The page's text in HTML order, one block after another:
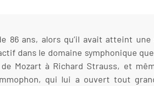
86 ans, alors qu’il avait atteint
dans le domaine symphonique
Mozart à Richard Strauss, et
qui lui a ouvert tout